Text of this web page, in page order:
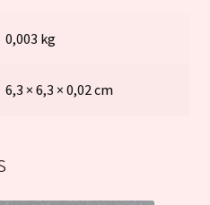
0,003 kg
6,3 × 6,3 × 0,02 cm